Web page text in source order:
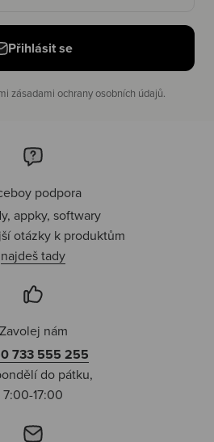
Přihlásit se
zásadami ochrany osobních údajů.
podpora
appky, softwary
otázky k produktům
najdeš tady
Zavolej nám
733 555 255
do pátku,
7:00-17:00